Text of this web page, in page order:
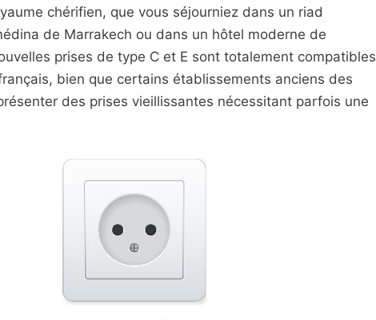
chérifien, que vous séjourniez dans un riad
de Marrakech ou dans un hôtel moderne de
prises de type C et E sont totalement compatibles
bien que certains établissements anciens des
des prises vieillissantes nécessitant parfois une